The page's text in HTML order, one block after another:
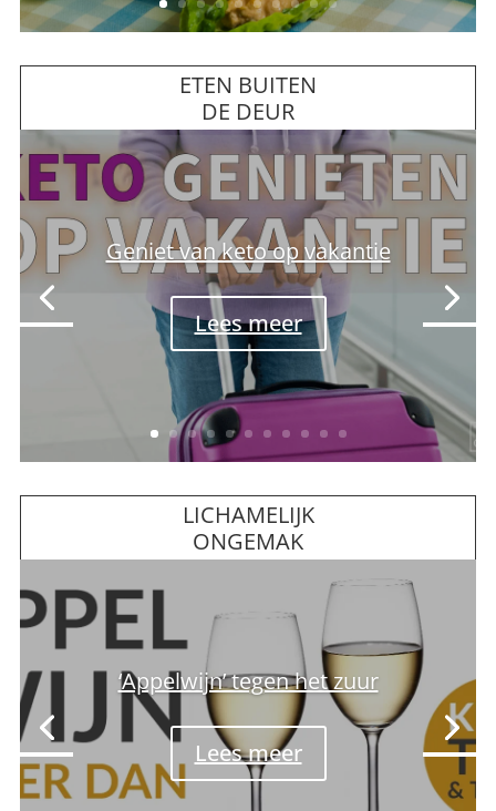
ETEN BUITEN
DE DEUR
Koolhydraatarm/keto eten van
de snackbar
Lees meer
LICHAMELIJK
ONGEMAK
Tijdelijke haaruitval door stress
Lees meer